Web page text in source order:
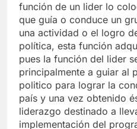
función de un lider lo
que guía o conduce un
una actividad o el logro
política, esta función
pues la función del lider
principalmente a guiar al
politico para lograr la
país y una vez obtenido
liderazgo destinado a
implementación del